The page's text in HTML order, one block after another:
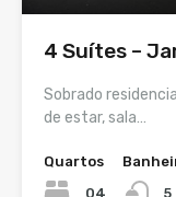
4 Suítes –
Sobrado
de estar, sala…
Quartos
04
5